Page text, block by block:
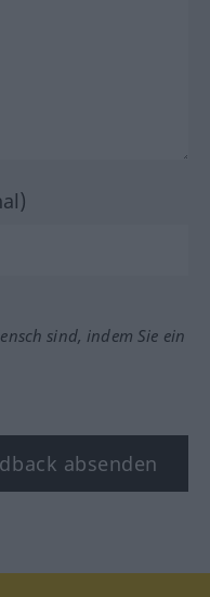
sind, indem Sie ein
absenden